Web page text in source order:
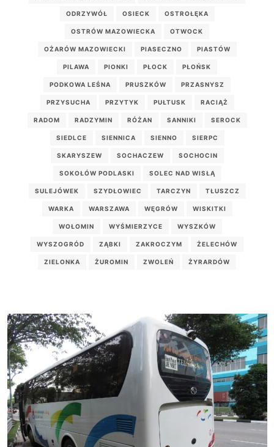
ODRZYWÓŁ OSIECK OSTROŁĘKA
OSTRÓW MAZOWIECKA OTWOCK
OŻARÓW MAZOWIECKI PIASECZNO PIASTÓW
PILAWA PIONKI PŁOCK PŁOŃSK
PODKOWA LEŚNA PRUSZKÓW PRZASNYSZ
PRZYSUCHA PRZYTYK PUŁTUSK RACIĄŻ
RADOM RADZYMIN RÓŻAN SANNIKI SEROCK
SIEDLCE SIENNICA SIENNO SIERPC
SKARYSZEW SOCHACZEW SOCHOCIN
SOKOŁÓW PODLASKI SOLEC NAD WISŁĄ
SULEJÓWEK SZYDŁOWIEC TARCZYN TŁUSZCZ
WARKA WARSZAWA WĘGRÓW WISKITKI
WOŁOMIN WYŚMIERZYCE WYSZKÓW
WYSZOGRÓD ZĄBKI ZAKROCZYM ŻELECHÓW
ZIELONKA ŻUROMIN ZWOLEŃ ŻYRARDÓW